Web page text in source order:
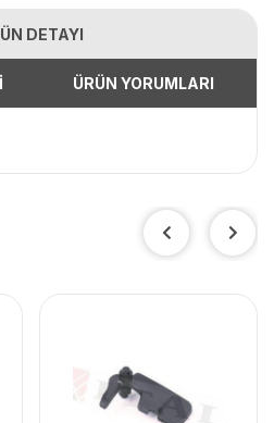
DETAYI
ÜRÜN YORUMLARI